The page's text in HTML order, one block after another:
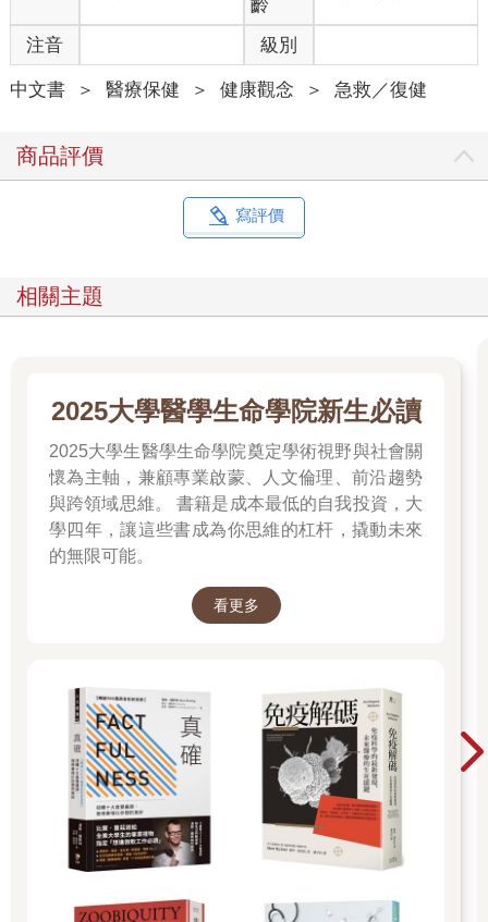
齡
注音 級別
中文書 ＞ 醫療保健 ＞ 健康觀念 ＞ 急救／復健
商品評價
寫評價
相關主題
2025大學醫學生命學院新生必讀
2025大學生醫學生命學院奠定學術視野與社會關
懷為主軸，兼顧專業啟蒙、人文倫理、前沿趨勢
與跨領域思維。 書籍是成本最低的自我投資，大
學四年，讓這些書成為你思維的杠杆，撬動未來
的無限可能。
看更多